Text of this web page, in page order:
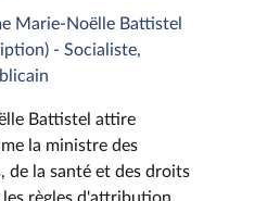
Marie-Noëlle Battistel
- Socialiste,
Battistel attire
la ministre des
de la santé et des droits
les règles d'attribution